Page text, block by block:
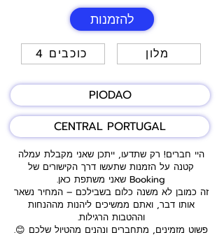
להזמנות
מלון 4 כוכבים
PIODAO
CENTRAL PORTUGAL
היי חברים! רק שתדעו, ייתכן שאני מקבלת עמלה
קטנה על הזמנות שתעשו דרך הקישורים של
Booking שאני משתפת כאן.
זה כמובן לא משנה כלום בשבילכם – המחיר נשאר
אותו דבר, ואתם ממשיכים ליהנות מההנחות
וההטבות הרגילות.
פשוט מזמינים, מתחברים ונהנים מהטיול שלכם 😊.